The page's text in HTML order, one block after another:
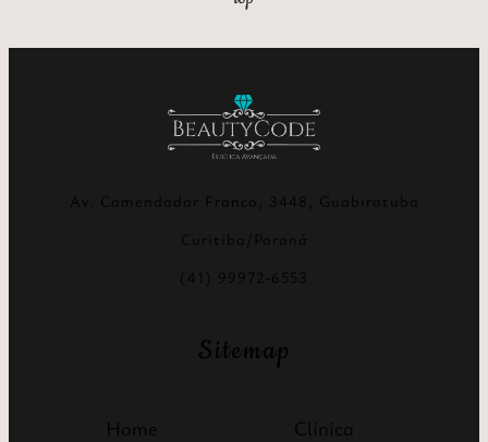
Av. Comendador Franco, 3448, Guabirotuba
Curitiba/Paraná
(41) 99972-6553
Sitemap
Home Clínica